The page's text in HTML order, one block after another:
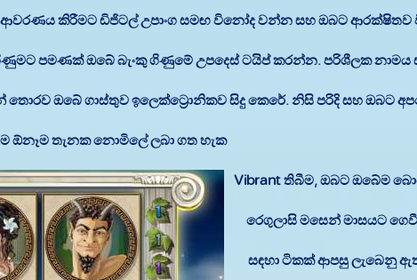
කිරීමට ඩිජිටල් උපාංග සමඟ විනෝද වන්න සහ ඔබට ආරක්ෂිතව
පමණක් ඔබේ බැංකු ගිණුමේ උපදෙස් ටයිප් කරන්න.පරිශීලක නාමය
ඔබේ ගාස්තුව ඉලෙක්ට්‍රොනිකව සිදු කෙරේ. නිසි පරිදි සහ ඔබට
ඕනෑම තැනක නොමිලේ ලබා ගත හැක.
Vibrant තිබීම, ඔබට ඔබේම
රෙගුලාසි මසෙන් මාසයට
සඳහා ටිකක් ආපසු ලැබෙනු